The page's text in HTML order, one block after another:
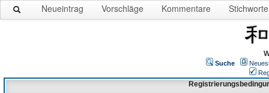
Neueintrag Vorschläge Kommentare Stichworte
Suche